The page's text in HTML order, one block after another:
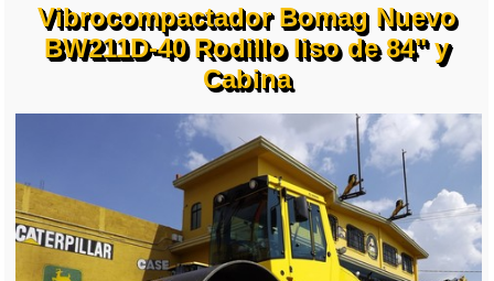
Vibrocompactador Bomag Nuevo
BW211D-40 Rodillo liso de 84" y
Cabina